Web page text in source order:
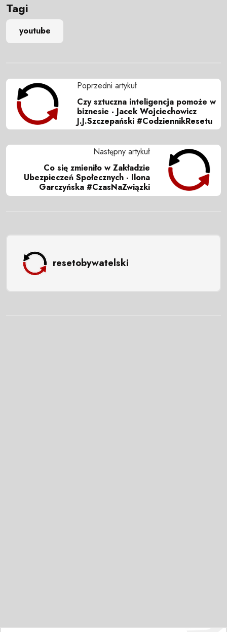
Tagi
youtube
Poprzedni artykuł
Czy sztuczna inteligencja pomoże w
biznesie - Jacek Wojciechowicz
J.J.Szczepański #CodziennikResetu
Następny artykuł
Co się zmieniło w Zakładzie
Ubezpieczeń Społecznych - Ilona
Garczyńska #CzasNaZwiązki
resetobywatelski